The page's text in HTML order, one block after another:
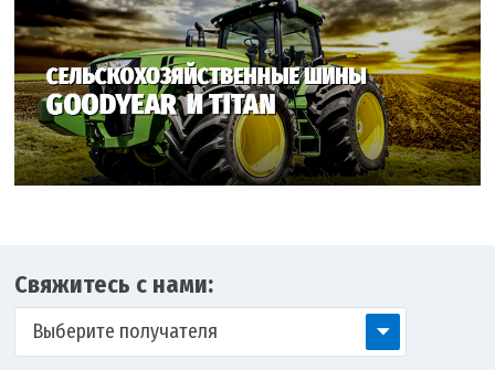
Свяжитесь с нами:
Выберите получателя